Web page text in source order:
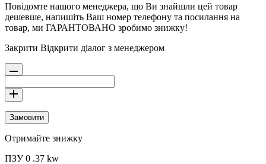
Повідомте нашого менеджера, що Ви знайшли цей товар
дешевше, напишіть Ваш номер телефону та посилання на
товар, ми ГАРАНТОВАНО зробимо знижку!
Закрити Відкрити діалог з менеджером
Замовити
Отримайте знижку
ПЗУ 0 .37 kw